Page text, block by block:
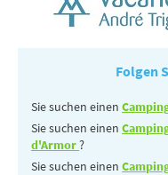
Folgen
Sie suchen einen
Sie suchen einen
d'Armor?
Sie suchen einen